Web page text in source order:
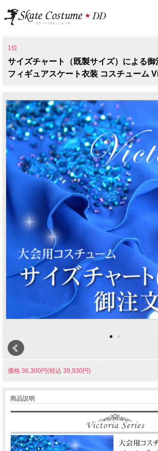
1位
サイズチャート（既製サイズ）による御
フィギュアスケート衣装 コスチューム
価格:36,300円(税込 39,930円)
商品説明